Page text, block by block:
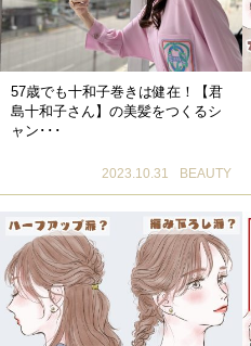
57歳でも十和子巻きは健在！【君
島十和子さん】の美髪をつくるシ
ャン･･･
2023.10.31 BEAUTY